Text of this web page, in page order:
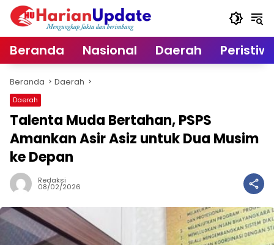
Langsung
Beranda Nasional Daerah
Beranda Daerah
Daerah
Talenta Muda Bertahan, PSPS
Amankan Asir Asiz untuk Dua Musim
ke Depan
Redaksi
08/02/2026